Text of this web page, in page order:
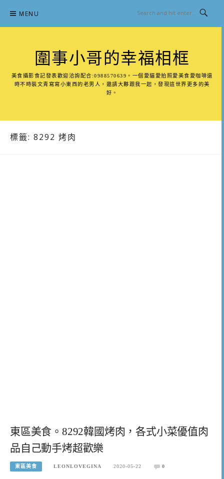
content
MENU
圍事小哥的幸福相框
美食攝影食記發表歡迎洽詢配合:0988570639。一個愛貓愛拍照愛美食愛咖啡還
時不時裝文青寫寫小東西的老男人，邀請大夥跟我一起，發現這世界更多的美
好。
標籤: 8292 烤肉
東區美食。8292韓國烤肉，各式小菜優值肉
品自己動手烤超歡樂
東區美食 LEONLOVEGINA 2020-05-22 0